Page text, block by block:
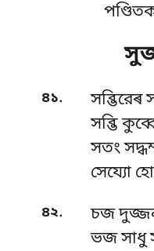
৪১.
সব্ভিরেৰ
সব্ভি
সতং
সেয্যো
৪২.
চজ
ভজ সাধু